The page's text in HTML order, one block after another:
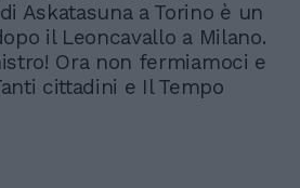
Askatasuna a Torino è un
il Leoncavallo a Milano.
Ora non fermiamoci e
cittadini e Il Tempo